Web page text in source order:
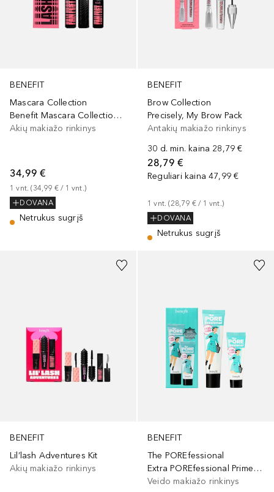
BENEFIT
Mascara Collection
Benefit Mascara Collection Lash Fan Club
Akių makiažo rinkinys
34,99 €
1 vnt. (34,99 € / 1 vnt. )
DOVANA
Netrukus sugrįš
BENEFIT
Brow Collection
Precisely, My Brow Pack
Antakių makiažo rinkinys
30 d. min. kaina 28,79 €
28,79 €
Reguliari kaina 47,99 €
1 vnt. (28,79 € / 1 vnt. )
DOVANA
Netrukus sugrįš
BENEFIT
Lil’lash Adventures Kit
Akių makiažo rinkinys
BENEFIT
The POREfessional
Extra POREfessional Primer Booster Set
Veido makiažo rinkinys